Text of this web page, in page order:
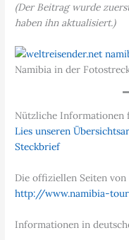
(Der Beitrag wurde
haben ihn aktualisiert.)
Namibia in der
Nützliche Informationen
Lies unseren
Steckbrief
Die offiziellen Seiten
http://www.namibia-
Informationen in